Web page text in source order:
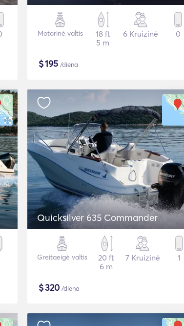
Motorinė valtis
18 ft
5 m
6 Kruizinė 0
$195 /diena
Quicksilver 635 Commander
Greitaeigė valtis
20 ft
6 m
7 Kruizinė 1
$320 /diena